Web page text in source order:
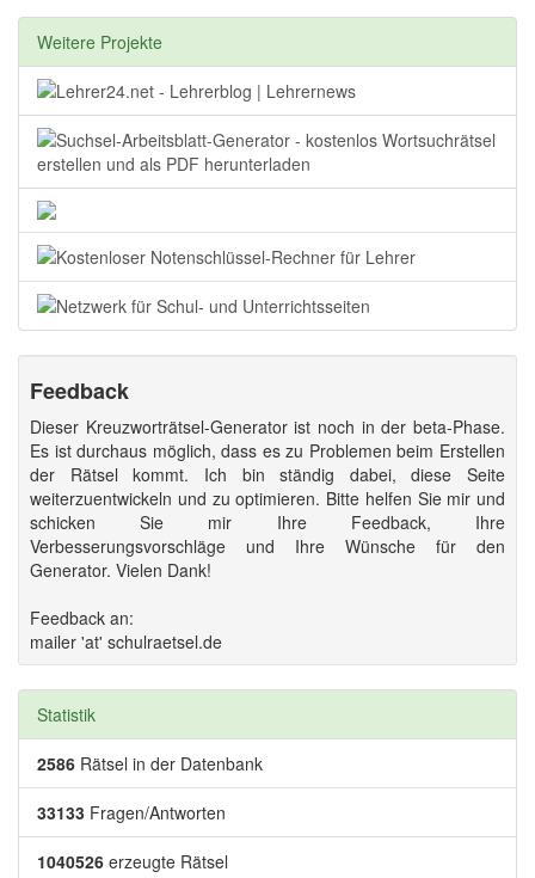
Weitere Projekte
Feedback
Dieser Kreuzworträtsel-Generator ist noch in der beta-Phase.
Es ist durchaus möglich, dass es zu Problemen beim Erstellen
der Rätsel kommt. Ich bin ständig dabei, diese Seite
weiterzuentwickeln und zu optimieren. Bitte helfen Sie mir und
schicken Sie mir Ihre Feedback, Ihre
Verbesserungsvorschläge und Ihre Wünsche für den
Generator. Vielen Dank!
Feedback an:
mailer 'at' schulraetsel.de
Statistik
2586 Rätsel in der Datenbank
33133 Fragen/Antworten
1040526 erzeugte Rätsel